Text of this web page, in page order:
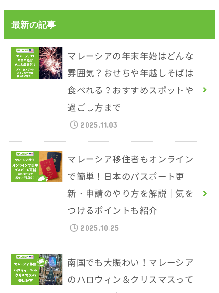
最新の記事
マレーシアの年末年始はどんな
雰囲気？おせちや年越しそばは
食べれる？おすすめスポットや
過ごし方まで
2025.11.03
マレーシア移住者もオンライン
で簡単！日本のパスポート更
新・申請のやり方を解説｜気を
つけるポイントも紹介
2025.10.25
南国でも大賑わい！マレーシア
のハロウィン＆クリスマスって